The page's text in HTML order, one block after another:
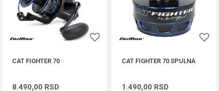
CAT FIGHTER 70
8.490,00 RSD
CAT FIGHTER 70 SPULNA
1.490,00 RSD